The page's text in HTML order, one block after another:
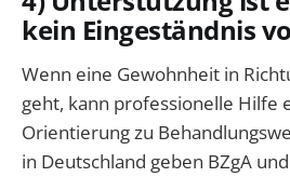
kein Eingeständnis
Wenn eine Gewohnheit in
geht, kann professionelle Hilfe
Orientierung zu
in Deutschland geben BZgA